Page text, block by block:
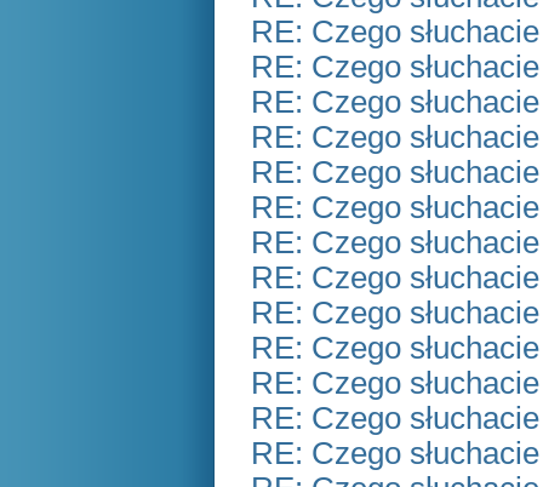
RE: Czego
RE: Czego
RE: Czego
RE: Czego
RE: Czego
RE: Czego
RE: Czego
RE: Czego
RE: Czego
RE: Czego
RE: Czego
RE: Czego
RE: Czego